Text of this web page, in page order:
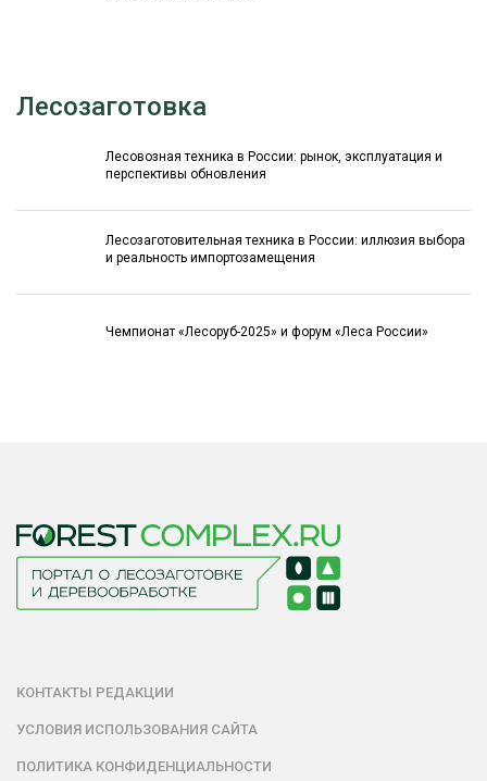
Лесозаготовка
Лесовозная техника в России: рынок, эксплуатация и
перспективы обновления
Лесозаготовительная техника в России: иллюзия выбора
и реальность импортозамещения
Чемпионат «Лесоруб-2025» и форум «Леса России»
КОНТАКТЫ РЕДАКЦИИ
УСЛОВИЯ ИСПОЛЬЗОВАНИЯ САЙТА
ПОЛИТИКА КОНФИДЕНЦИАЛЬНОСТИ